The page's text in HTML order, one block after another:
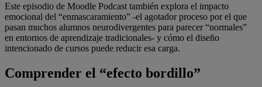
Este episodio de Moodle Podcast también explora el impacto
emocional del “enmascaramiento” -el agotador proceso por el que
pasan muchos alumnos neurodivergentes para parecer “normales”
en entornos de aprendizaje tradicionales- y cómo el diseño
intencionado de cursos puede reducir esa carga.
Comprender el “efecto bordillo”